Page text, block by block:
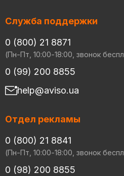
Служба поддержки
0 (800) 21 8871
(Пн-Пт, 10:00-18:00, звонок
0 (99) 200 8855
help@aviso.ua
Отдел рекламы
0 (800) 21 8841
(Пн-Пт, 10:00-18:00, звонок
0 (98) 200 8855